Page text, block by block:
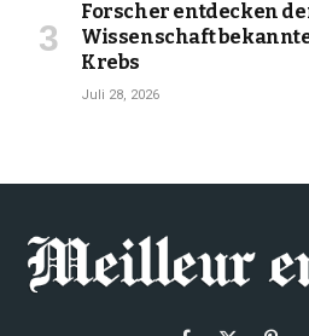
Forscher entdecken
Wissenschaft
Krebs
Juli 28, 2026